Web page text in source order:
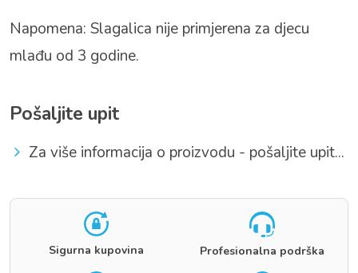
Napomena: Slagalica nije primjerena za djecu
mlađu od 3 godine.
Pošaljite upit
Za više informacija o proizvodu - pošaljite upit...
Sigurna kupovina Profesionalna podrška